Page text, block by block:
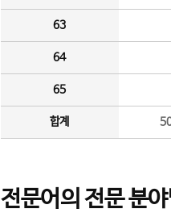
63
64
65
합계
전문어의 전문 분